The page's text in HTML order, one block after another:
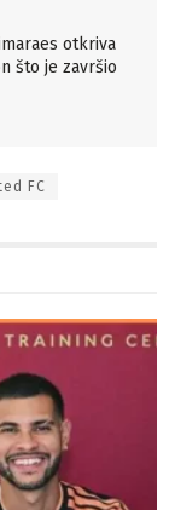
otkriva
što je završio
FC